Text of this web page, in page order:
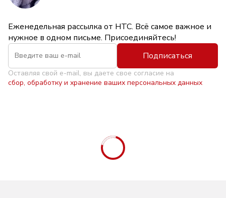
Еженедельная рассылка от НТС. Всё самое важное и
нужное в одном письме. Присоединяйтесь!
Подписаться
Оставляя свой e-mail, вы даете свое согласие на
сбор, обработку и хранение ваших персональных данных